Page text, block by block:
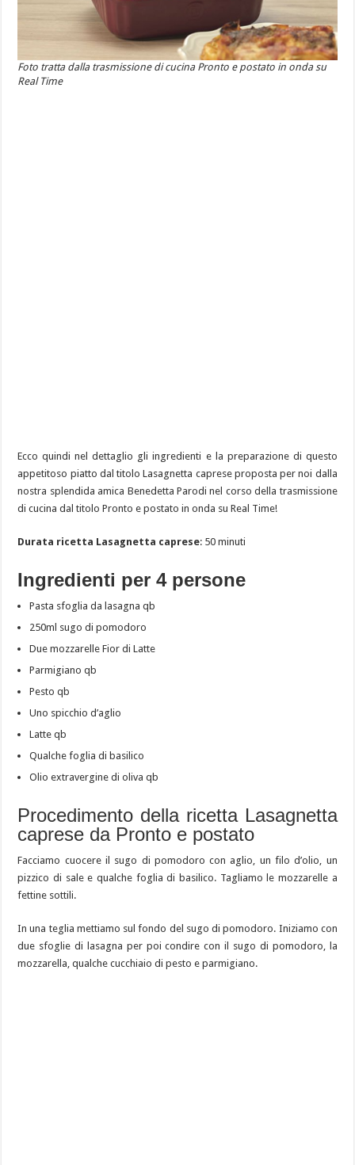
Foto tratta dalla trasmissione di cucina Pronto e postato in onda su
Real Time
Ecco quindi nel dettaglio gli ingredienti e la preparazione di questo
appetitoso piatto dal titolo Lasagnetta caprese proposta per noi dalla
nostra splendida amica Benedetta Parodi nel corso della trasmissione
di cucina dal titolo Pronto e postato in onda su Real Time!
Durata ricetta Lasagnetta caprese: 50 minuti
Ingredienti per 4 persone
Pasta sfoglia da lasagna qb
250ml sugo di pomodoro
Due mozzarelle Fior di Latte
Parmigiano qb
Pesto qb
Uno spicchio d’aglio
Latte qb
Qualche foglia di basilico
Olio extravergine di oliva qb
Procedimento della ricetta Lasagnetta
caprese da Pronto e postato
Facciamo cuocere il sugo di pomodoro con aglio, un filo d’olio, un
pizzico di sale e qualche foglia di basilico. Tagliamo le mozzarelle a
fettine sottili.
In una teglia mettiamo sul fondo del sugo di pomodoro. Iniziamo con
due sfoglie di lasagna per poi condire con il sugo di pomodoro, la
mozzarella, qualche cucchiaio di pesto e parmigiano.